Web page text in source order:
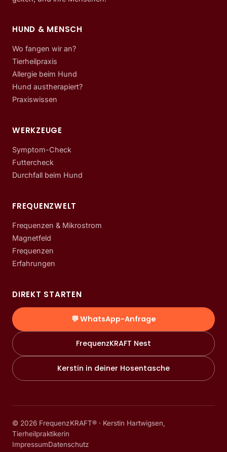
HUND & MENSCH
Wo fangen wir an?
Tierheilpraxis
Allergie beim Hund
Hund austherapiert?
Praxiswissen
WERKZEUGE
Symptom-Check
Futtercheck
Durchfall beim Hund
FREQUENZWELT
Frequenzen & Mikrostrom
Magnetfeld
Frequenzen
Erfahrungen
DIREKT STARTEN
💬 WhatsApp-Anfrage
FrequenzKRAFT Nest
Kerstin in deiner Hosentasche
© 2026 FrequenzKRAFT® · Kerstin Hartwigsen,
Tierheilpraktikerin
ImpressumDatenschutz